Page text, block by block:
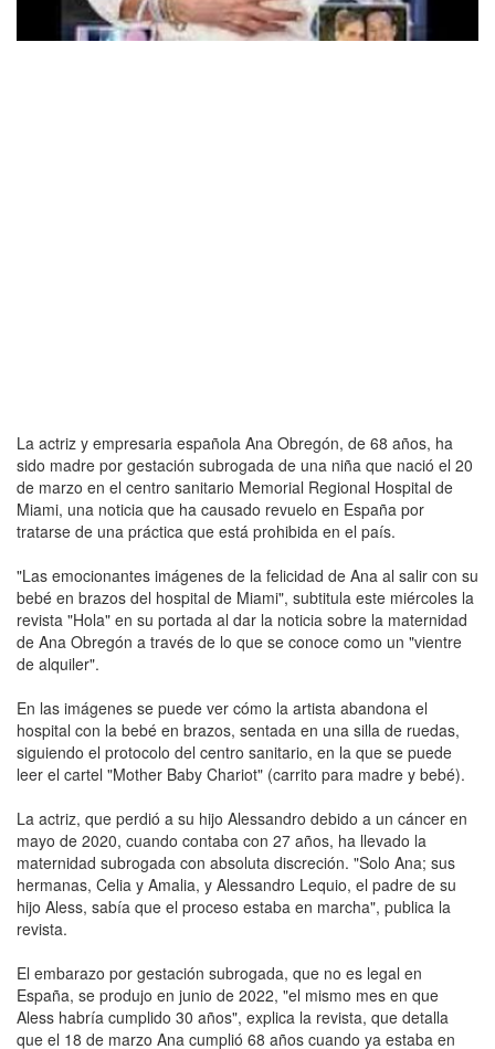
La actriz y empresaria española Ana Obregón, de 68 años, ha
sido madre por gestación subrogada de una niña que nació el 20
de marzo en el centro sanitario Memorial Regional Hospital de
Miami, una noticia que ha causado revuelo en España por
tratarse de una práctica que está prohibida en el país.
"Las emocionantes imágenes de la felicidad de Ana al salir con su
bebé en brazos del hospital de Miami", subtitula este miércoles la
revista "Hola" en su portada al dar la noticia sobre la maternidad
de Ana Obregón a través de lo que se conoce como un "vientre
de alquiler".
En las imágenes se puede ver cómo la artista abandona el
hospital con la bebé en brazos, sentada en una silla de ruedas,
siguiendo el protocolo del centro sanitario, en la que se puede
leer el cartel "Mother Baby Chariot" (carrito para madre y bebé).
La actriz, que perdió a su hijo Alessandro debido a un cáncer en
mayo de 2020, cuando contaba con 27 años, ha llevado la
maternidad subrogada con absoluta discreción. "Solo Ana; sus
hermanas, Celia y Amalia, y Alessandro Lequio, el padre de su
hijo Aless, sabía que el proceso estaba en marcha", publica la
revista.
El embarazo por gestación subrogada, que no es legal en
España, se produjo en junio de 2022, "el mismo mes en que
Aless habría cumplido 30 años", explica la revista, que detalla
que el 18 de marzo Ana cumplió 68 años cuando ya estaba en